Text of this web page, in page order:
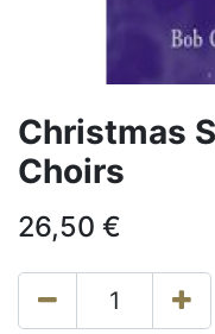
Christmas
Choirs
26,50 €